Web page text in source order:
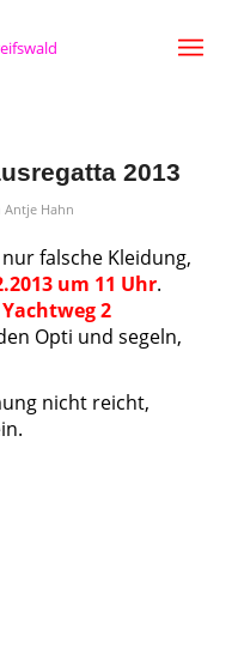
2013
Antje Hahn
falsche Kleidung,
um 11 Uhr.
Yachtweg 2
Opti und segeln,
nicht reicht,